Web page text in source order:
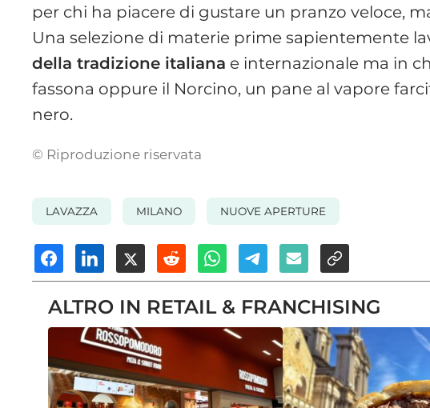
per chi ha piacere di gustare un pranzo veloce,
Una selezione di materie prime sapientemente
della tradizione italiana e internazionale ma in
fassona oppure il Norcino, un pane al vapore
nero.
© Riproduzione riservata
LAVAZZA MILANO NUOVE APERTURE
ALTRO IN RETAIL & FRANCHISING